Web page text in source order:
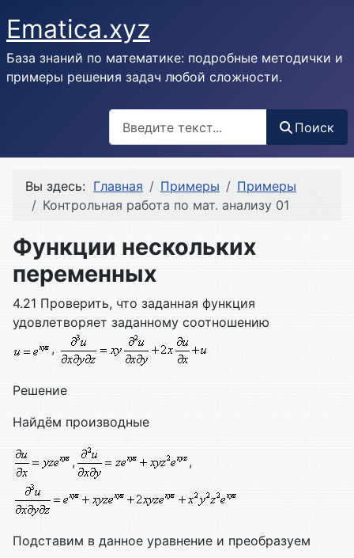
Ematica.xyz
База знаний по математике: подробные методички и
примеры решения задач любой сложности.
Поиск
Вы здесь: Главная Примеры
Примеры
Контрольная работа по мат. анализу 01
Функции нескольких
переменных
4.21 Проверить, что заданная функция
удовлетворяет заданному соотношению
,
Решение
Найдём производные
, ,
Подставим в данное уравнение и преобразуем